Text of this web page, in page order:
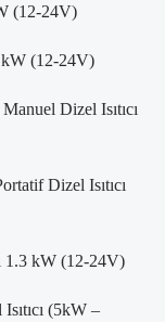
(12-24V)
kW (12-24V)
Dizel Isıtıcı
Dizel Isıtıcı
1.3 kW (12-24V)
(5kW –